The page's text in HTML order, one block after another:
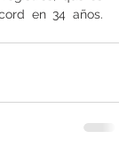
en 34 años.